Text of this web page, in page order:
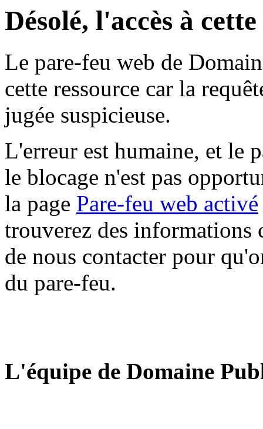
Désolé, l'accès à
Le pare-feu web de
cette ressource car la
jugée suspicieuse.
L'erreur est humaine, et le
le blocage n'est pas
la page Pare-feu web activé
trouverez des informations
de nous contacter pour
du pare-feu.
L'équipe de Domaine